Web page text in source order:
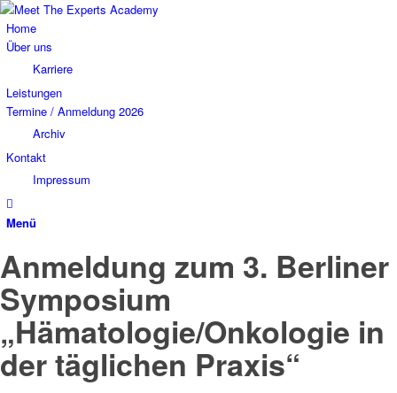
Home
Über uns
Karriere
Leistungen
Termine / Anmeldung 2026
Archiv
Kontakt
Impressum
Menü
Anmeldung zum 3. Berliner
Symposium
„Hämatologie/Onkologie in
der täglichen Praxis“